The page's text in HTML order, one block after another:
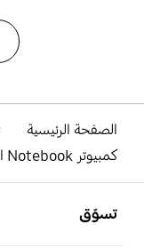
الصفحة الرئيسية
كمبيوتر Notebook الدفتر
تسوّق